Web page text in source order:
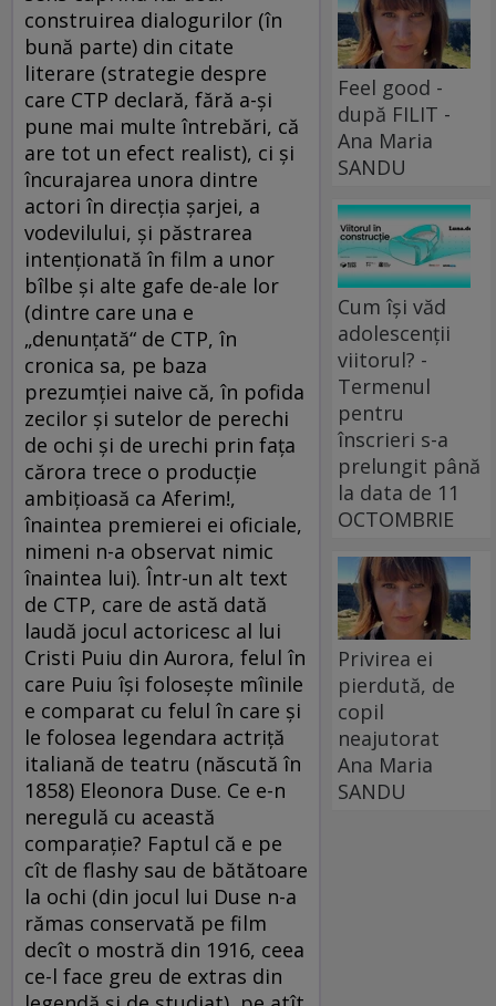
construirea dialogurilor (în
bună parte) din citate
literare (strategie despre
care CTP declară, fără a-şi
pune mai multe întrebări, că
are tot un efect realist), ci şi
încurajarea unora dintre
actori în direcţia şarjei, a
vodevilului, şi păstrarea
intenţionată în film a unor
bîlbe şi alte gafe de-ale lor
(dintre care una e
„denunţată“ de CTP, în
cronica sa, pe baza
prezumţiei naive că, în pofida
zecilor şi sutelor de perechi
de ochi şi de urechi prin faţa
cărora trece o producţie
ambiţioasă ca Aferim!,
înaintea premierei ei oficiale,
nimeni n-a observat nimic
înaintea lui). Într-un alt text
de CTP, care de astă dată
laudă jocul actoricesc al lui
Cristi Puiu din Aurora, felul în
care Puiu îşi foloseşte mîinile
e comparat cu felul în care şi
le folosea legendara actriţă
italiană de teatru (născută în
1858) Eleonora Duse. Ce e-n
neregulă cu această
comparaţie? Faptul că e pe
cît de flashy sau de bătătoare
la ochi (din jocul lui Duse n-a
rămas conservată pe film
decît o mostră din 1916, ceea
ce-l face greu de extras din
Feel good -
după FILIT -
Ana Maria
SANDU
Cum își văd
adolescenții
viitorul? -
Termenul
pentru
înscrieri s-a
prelungit până
la data de 11
OCTOMBRIE
Privirea ei
pierdută, de
copil
neajutorat
Ana Maria
SANDU